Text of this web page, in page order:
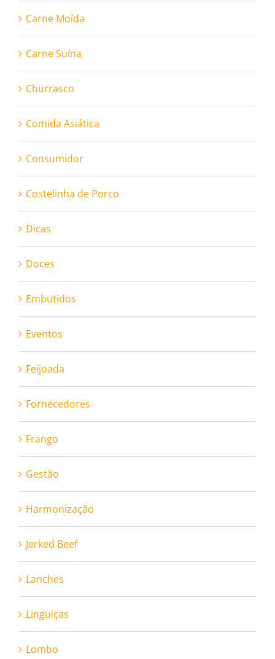
Carne Moída
Carne Suína
Churrasco
Comida Asiática
Consumidor
Costelinha de Porco
Dicas
Doces
Embutidos
Eventos
Feijoada
Fornecedores
Frango
Gestão
Harmonização
Jerked Beef
Lanches
Linguiças
Lombo